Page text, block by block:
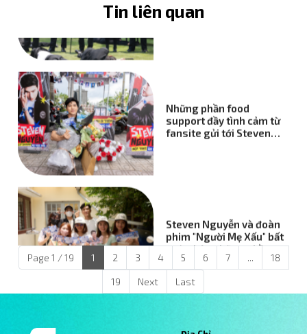
Tin liên quantrong tập 2 Running Man
Những phần food
support đầy tình cảm từ
fansite gửi tới Steven
Steven Nguyễn và đoàn
phim "Người Mẹ Xấu" bất
ngờ nhận những phần
quà tiếp sức từ người
hâm mộ
Page 1 / 19 1 2 3 4 5 6 7 ... 18
19 Next Last